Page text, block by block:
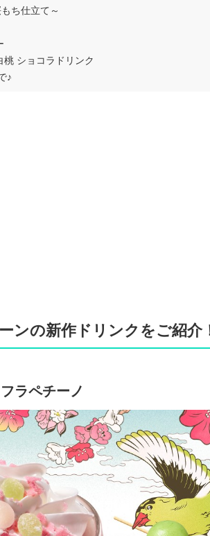
ち仕立て～
桃 ショコラドリンク
♪
ンの新作ドリンクをご紹介
ラペチーノ